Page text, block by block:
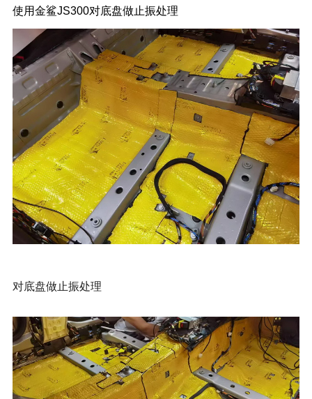
使用金鲨JS300对底盘做止振处理
对底盘做止振处理